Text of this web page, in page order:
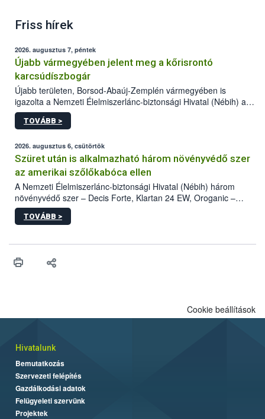
Friss hírek
2026. augusztus 7, péntek
Újabb vármegyében jelent meg a kőrisrontó
karcsúdíszbogár
Újabb területen, Borsod-Abaúj-Zemplén vármegyében is
igazolta a Nemzeti Élelmiszerlánc-biztonsági Hivatal (Nébih) a
kőrisrontó karcsúdíszbogár (Agrilus planipennis) jelenlétét. A
kártevőt nem csak színcsapdában találták meg, de már fertőzött
az intenzív felderítést, emellett az intézkedéseket a szlovák
hatósággal is összehangolják a terjedés megállítása érdekében.
TOVÁBB >
2026. augusztus 6, csütörtök
Szüret után is alkalmazható három növényvédő szer
az amerikai szőlőkabóca ellen
A Nemzeti Élelmiszerlánc-biztonsági Hivatal (Nébih) három
növényvédő szer – Decis Forte, Klartan 24 EW, Oroganic –
engedélyokiratát módosította, így azok a szüretet követően,
egészen a vesszőérettség (BBCH 91) stádiumáig
érésű szőlőkben is legyen lehetőség a károsító elleni további
felhasználók számára is elérhető és ökológiai termesztésben is
TOVÁBB >
Cookie beállítások
Hivatalunk
Bemutatkozás
Szervezeti felépítés
Gazdálkodási adatok
Felügyeleti szervünk
Projektek